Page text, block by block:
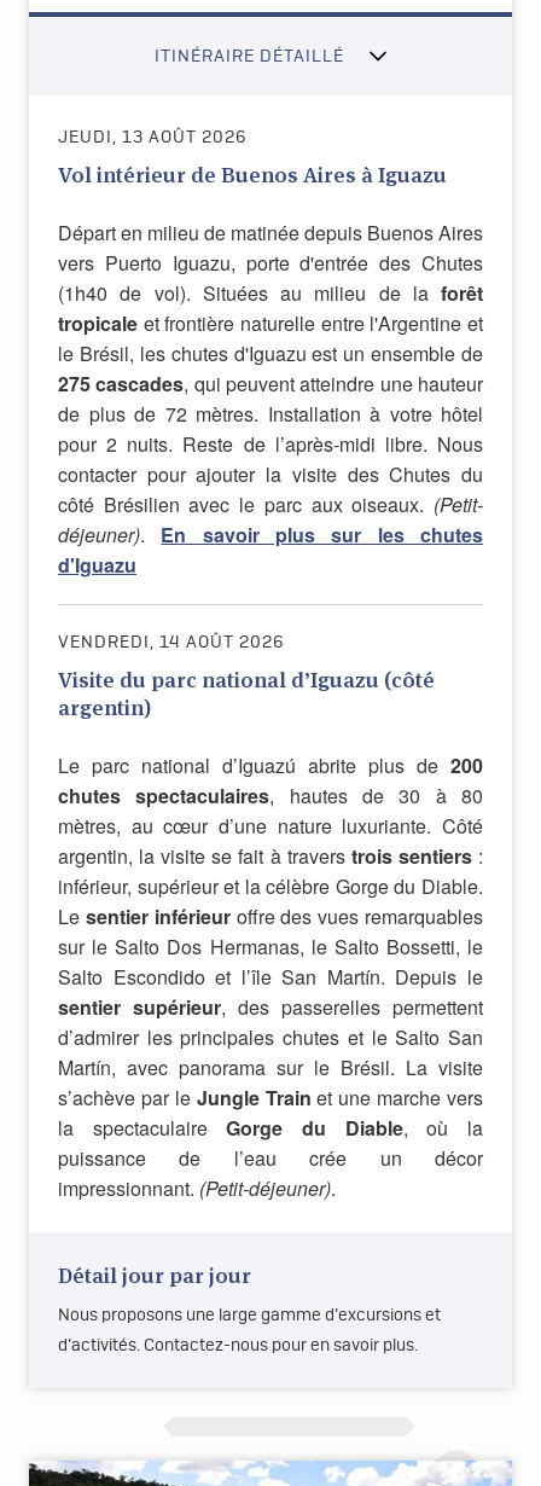
ITINÉRAIRE DÉTAILLÉ
JEUDI, 13 AOÛT 2026
Vol intérieur de Buenos Aires à Iguazu
Départ en milieu de matinée depuis Buenos Aires
vers Puerto Iguazu, porte d'entrée des Chutes
(1h40 de vol). Situées au milieu de la forêt
tropicale et frontière naturelle entre l'Argentine et
le Brésil, les chutes d'Iguazu est un ensemble de
275 cascades, qui peuvent atteindre une hauteur
de plus de 72 mètres. Installation à votre hôtel
pour 2 nuits. Reste de l’après-midi libre. Nous
contacter pour ajouter la visite des Chutes du
côté Brésilien avec le parc aux oiseaux. (Petit-
déjeuner). En savoir plus sur les chutes
d'Iguazu
VENDREDI, 14 AOÛT 2026
Visite du parc national d’Iguazu (côté
argentin)
Le parc national d’Iguazú abrite plus de 200
chutes spectaculaires, hautes de 30 à 80
mètres, au cœur d’une nature luxuriante. Côté
argentin, la visite se fait à travers trois sentiers:
inférieur, supérieur et la célèbre Gorge du Diable.
Le sentier inférieuroffre des vues remarquables
sur le Salto Dos Hermanas, le Salto Bossetti, le
Salto Escondido et l’île San Martín. Depuis le
sentier supérieur, des passerelles permettent
d’admirer les principales chutes et le Salto San
Martín, avec panorama sur le Brésil. La visite
s’achève par le Jungle Train et une marche vers
la spectaculaireGorge du Diable, où la
puissance de l’eau crée un décor
impressionnant. (Petit-déjeuner).
Détail jour par jour
Nous proposons une large gamme d’excursions et
d’activités. Contactez-nous pour en savoir plus.